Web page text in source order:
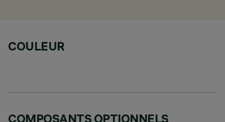
COULEUR
COMPOSANTS OPTIONNELS